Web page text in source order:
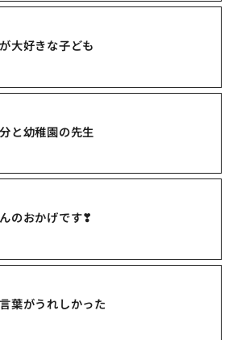
大好きな子ども
と幼稚園の先生
のおかげです❣
葉がうれしかった